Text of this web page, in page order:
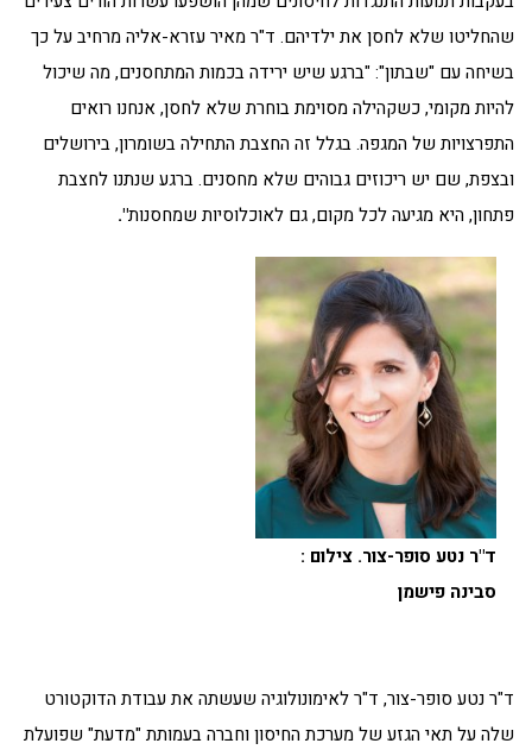
שהחליטו שלא לחסן את ילדיהם. ד"ר מאיר עזרא-אליה מרחיב על כך
בשיחה עם "שבתון": "ברגע שיש ירידה בכמות המתחסנים, מה שיכול
להיות מקומי, כשקהילה מסוימת בוחרת שלא לחסן, אנחנו רואים
התפרצויות של המגפה. בגלל זה החצבת התחילה בשומרון, בירושלים
ובצפת, שם יש ריכוזים גבוהים שלא מחסנים. ברגע שנתנו לחצבת
פתחון, היא מגיעה לכל מקום, גם לאוכלוסיות שמחסנות".
ד"ר נטע סופר-צור. צילום :
סבינה פישמן
ד"ר נטע סופר-צור, ד"ר לאימונולוגיה שעשתה את עבודת הדוקטורט
שלה על תאי הגזע של מערכת החיסון וחברה בעמותת "מדעת" שפועלת